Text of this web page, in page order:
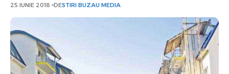
25 IUNIE 2018 DESTIRI BUZAU MEDIA